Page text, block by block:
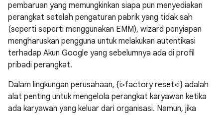
pembaruan yang memungkinkan siapa pun menyediakan
perangkat setelah pengaturan pabrik yang tidak sah
(seperti seperti menggunakan EMM), wizard penyiapan
mengharuskan pengguna untuk melakukan autentikasi
terhadap Akun Google yang sebelumnya ada di profil
pribadi perangkat.
Dalam lingkungan perusahaan, {i>factory reset<i} adalah
alat penting untuk mengelola perangkat karyawan ketika
ada karyawan yang keluar dari organisasi. Namun, jika